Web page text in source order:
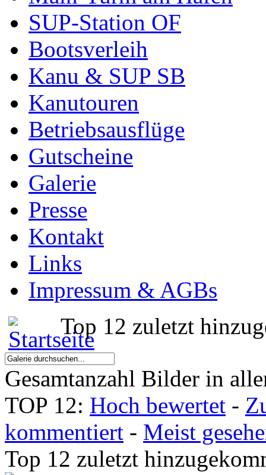
SUP-Station OF
Bootsverleih
Kanu & SUP SB
Kanutouren
Betriebsausflüge
Gutscheine
Galerie
Presse
Kontakt
Links
Impressum & AGBs
Top 12 zuletzt
Gesamtanzahl Bilder in
TOP 12: Hoch bewertet -
kommentiert - Meist
Top 12 zuletzt